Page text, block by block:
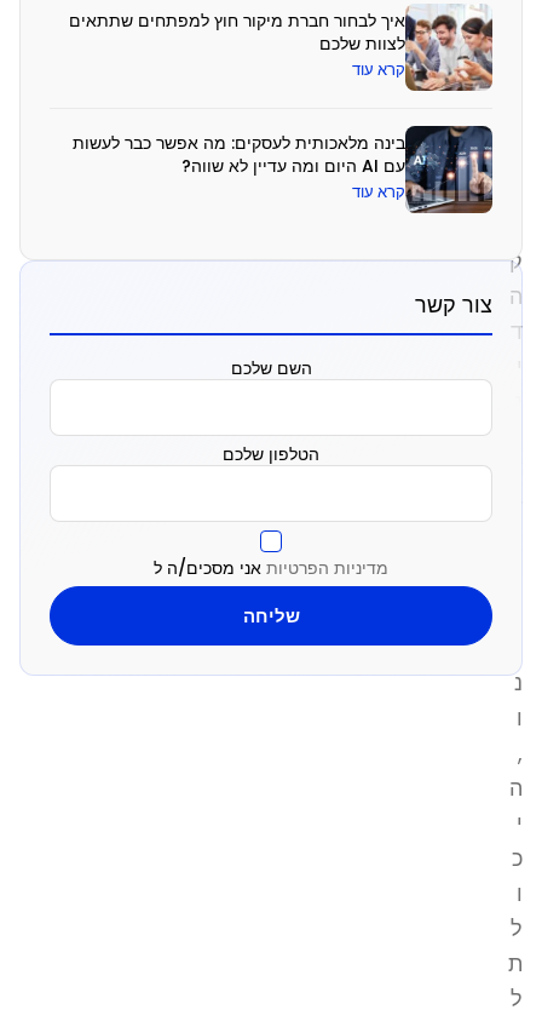
ק
ה
ד
נ
ו
,
ה
י
כ
ו
ל
ת
ל
איך לבחור חברת מיקור חוץ למפתחים שתתאים
לצוות שלכם
קרא עוד
בינה מלאכותית לעסקים: מה אפשר כבר לעשות
עם AI היום ומה עדיין לא שווה?
קרא עוד
צור קשר
השם שלכם
הטלפון שלכם
מדיניות הפרטיות אני מסכים/ה ל